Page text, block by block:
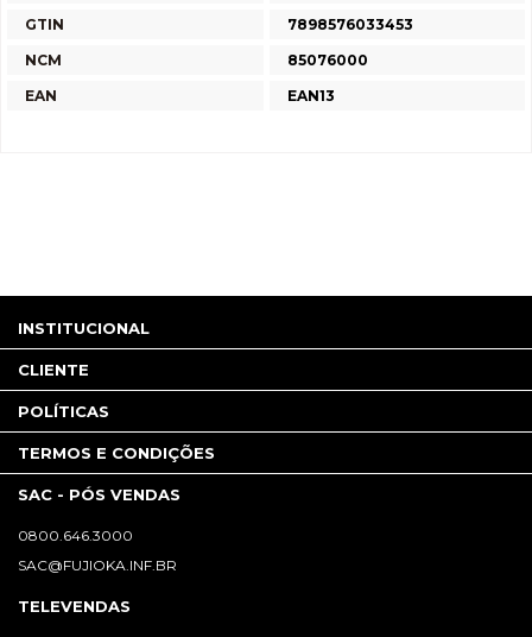
GTIN
7898576033453
NCM
85076000
EAN
EAN13
INSTITUCIONAL
CLIENTE
POLÍTICAS
TERMOS E CONDIÇÕES
SAC - PÓS VENDAS
0800.646.3000
SAC@FUJIOKA.INF.BR
TELEVENDAS